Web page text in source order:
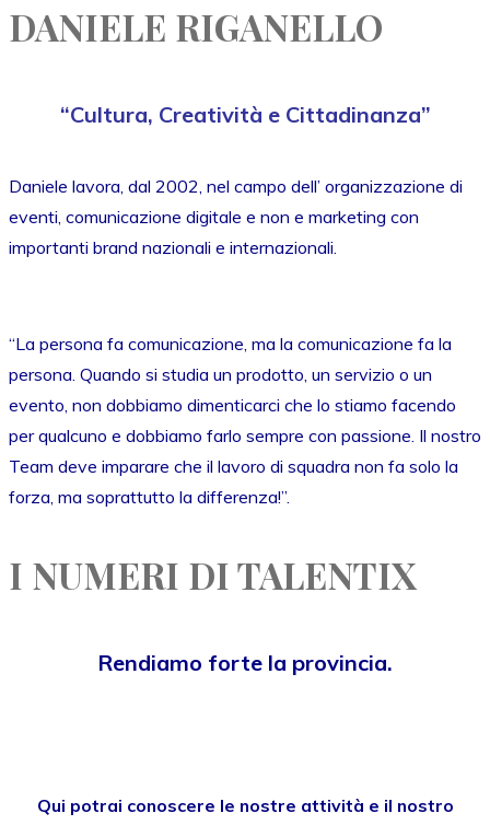
DANIELE RIGANELLO
“Cultura, Creatività e Cittadinanza”
Daniele lavora, dal 2002, nel campo dell’ organizzazione di
eventi, comunicazione digitale e non e marketing con
importanti brand nazionali e internazionali.
“La persona fa comunicazione, ma la comunicazione fa la
persona. Quando si studia un prodotto, un servizio o un
evento, non dobbiamo dimenticarci che lo stiamo facendo
per qualcuno e dobbiamo farlo sempre con passione. Il nostro
Team deve imparare che il lavoro di squadra non fa solo la
forza, ma soprattutto la differenza!”.
I NUMERI DI TALENTIX
Rendiamo forte la provincia.
Qui potrai conoscere le nostre attività e il nostro